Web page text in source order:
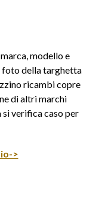
modello e
foto della targhetta
ricambi copre
di altri marchi
verifica caso per
>